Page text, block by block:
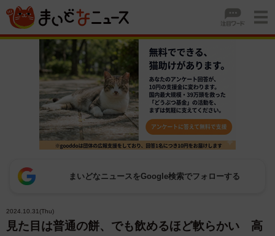
まいどなニュースをGoogle検索でフォローする
2024.10.31(Thu)
見た目は普通の餅、でも飲めるほど軟らかい 高